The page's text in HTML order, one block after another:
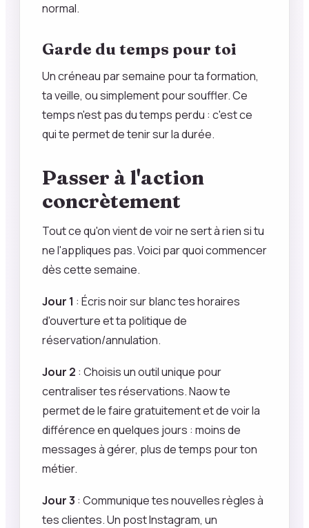
normal.
Garde du temps pour toi
Un créneau par semaine pour ta formation,
ta veille, ou simplement pour souffler. Ce
temps n'est pas du temps perdu : c'est ce
qui te permet de tenir sur la durée.
Passer à l'action
concrètement
Tout ce qu'on vient de voir ne sert à rien si tu
ne l'appliques pas. Voici par quoi commencer
dès cette semaine.
Jour 1 : Écris noir sur blanc tes horaires
d'ouverture et ta politique de
réservation/annulation.
Jour 2 : Choisis un outil unique pour
centraliser tes réservations. Naow te
permet de le faire gratuitement et de voir la
différence en quelques jours : moins de
messages à gérer, plus de temps pour ton
métier.
Jour 3 : Communique tes nouvelles règles à
tes clientes. Un post Instagram, un